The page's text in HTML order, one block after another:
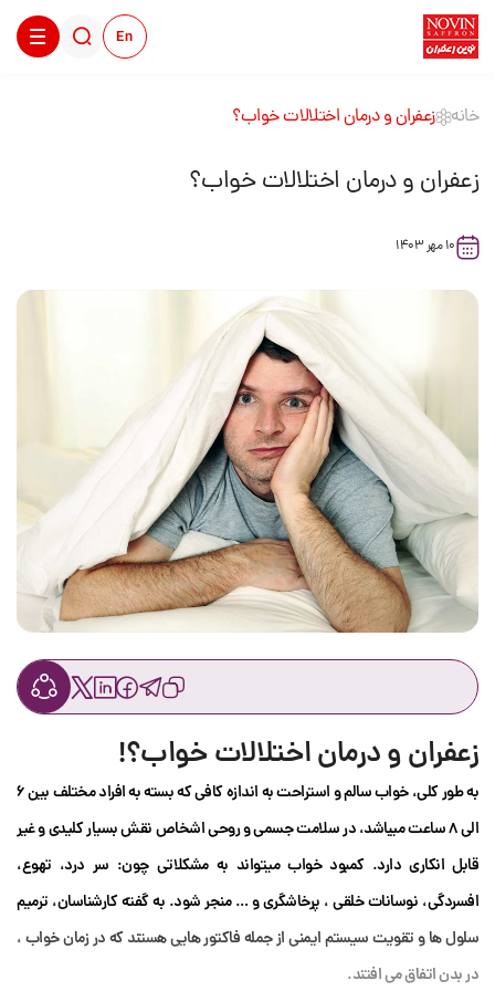
En
خانه زعفران و درمان اختلالات خواب؟
زعفران و درمان اختلالات خواب؟
10 مهر 1403
زعفران و درمان اختلالات خواب؟!
به طور کلی، خواب سالم و استراحت به اندازه کافی که بسته به افراد مختلف بین 6
الی 8 ساعت میباشد، در سلامت جسمی و روحی اشخاص نقش بسیار کلیدی و غیر
قابل انکاری دارد. کمبود خواب میتواند به مشکلاتی چون: سر درد، تهوع،
افسردگی، نوسانات خلقی ، پرخاشگری و … منجر شود. به گفته کارشناسان، ترمیم
سلول ها و تقویت سیستم ایمنی از جمله فاکتور هایی هستند که در زمان خواب ،
در بدن اتفاق می افتند.